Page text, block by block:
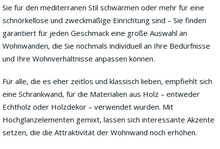
Sie für den mediterranen Stil schwärmen oder mehr für eine
schnörkellose und zweckmäßige Einrichtung sind – Sie finden
garantiert für jeden Geschmack eine große Auswahl an
Wohnwänden, die Sie nochmals individuell an Ihre Bedürfnisse
und Ihre Wohnverhältnisse anpassen können.
Für alle, die es eher zeitlos und klassisch lieben, empfiehlt sich
eine Schrankwand, für die Materialien aus Holz – entweder
Echtholz oder Holzdekor – verwendet wurden. Mit
Hochglanzelementen gemixt, lassen sich interessante Akzente
setzen, die die Attraktivität der Wohnwand noch erhöhen.